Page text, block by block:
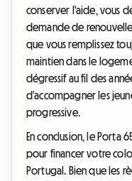
conserver l'aide, vous
demande de
que vous remplissez
maintien dans le
dégressif au fil des
d'accompagner les
progressive.
En conclusion, le Porta
pour financer votre
Portugal. Bien que les